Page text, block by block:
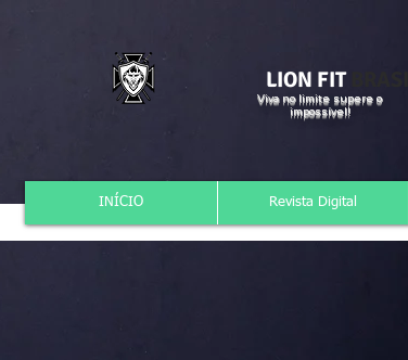
LION FIT
Viva no limite supere o
impossível!
INÍCIO Revista Digital